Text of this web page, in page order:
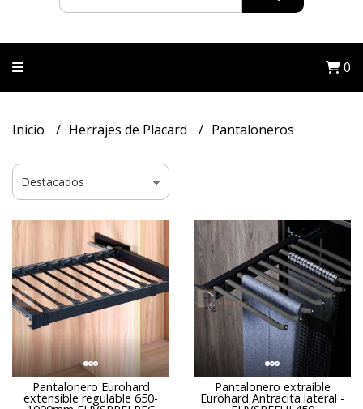
0
Inicio Herrajes de Placard Pantaloneros
Pantalonero Eurohard
extensible regulable 650-
Pantalonero extraible
Eurohard Antracita lateral -